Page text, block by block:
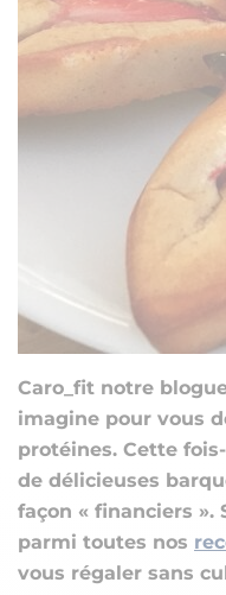
Caro_fit notre
imagine pour vous
protéines. Cette
de délicieuses
façon « financiers ».
parmi toutes nos
vous régaler sans